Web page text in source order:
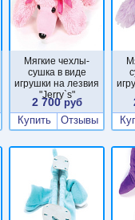
Мягкие чехлы-
сушка в виде
игрушки на лезвия
"Jerry`s"
2 700руб
Купить
Отзывы